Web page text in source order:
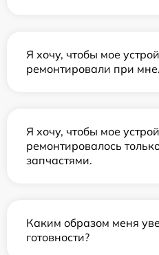
Я хочу, чтобы мое
ремонтировали при мне.
Я хочу, чтобы мое
ремонтировалось
запчастями.
Каким образом меня
готовности?